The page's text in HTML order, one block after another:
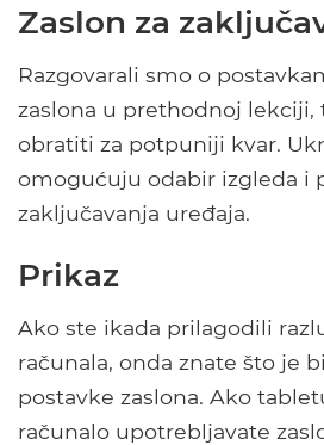
Zaslon za
Razgovarali smo o
zaslona u prethodnoj lekciji,
obratiti za potpuniji kvar.
omogućuju odabir izgleda i
zaključavanja uređaja.
Prikaz
Ako ste ikada prilagodili
računala, onda znate što je
postavke zaslona. Ako
računalo upotrebljavate